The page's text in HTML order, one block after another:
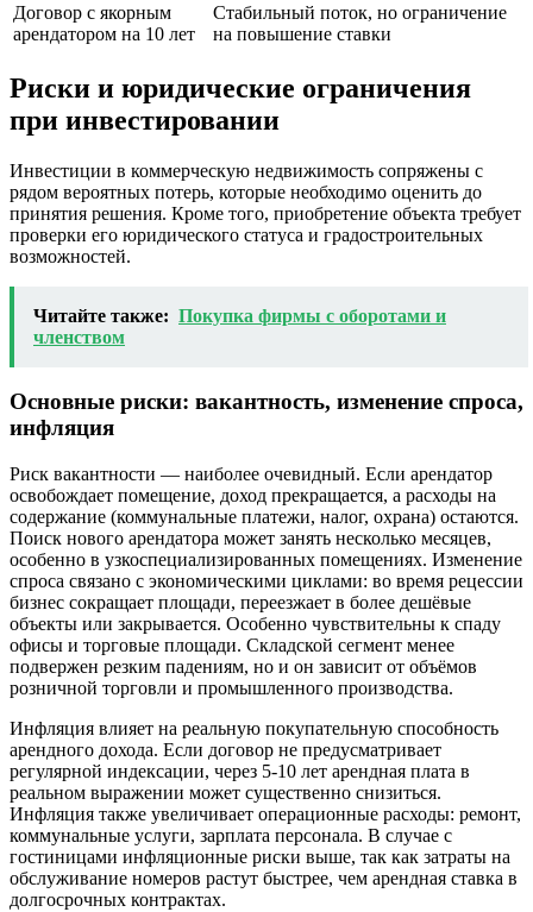
Договор с якорным
арендатором на 10 лет
Стабильный поток, но ограничение
на повышение ставки
Риски и юридические ограничения
при инвестировании
Инвестиции в коммерческую недвижимость сопряжены с
рядом вероятных потерь, которые необходимо оценить до
принятия решения. Кроме того, приобретение объекта требует
проверки его юридического статуса и градостроительных
возможностей.
Читайте также: Покупка фирмы с оборотами и
членством
Основные риски: вакантность, изменение спроса,
инфляция
Риск вакантности — наиболее очевидный. Если арендатор
освобождает помещение, доход прекращается, а расходы на
содержание (коммунальные платежи, налог, охрана) остаются.
Поиск нового арендатора может занять несколько месяцев,
особенно в узкоспециализированных помещениях. Изменение
спроса связано с экономическими циклами: во время рецессии
бизнес сокращает площади, переезжает в более дешёвые
объекты или закрывается. Особенно чувствительны к спаду
офисы и торговые площади. Складской сегмент менее
подвержен резким падениям, но и он зависит от объёмов
розничной торговли и промышленного производства.
Инфляция влияет на реальную покупательную способность
арендного дохода. Если договор не предусматривает
регулярной индексации, через 5-10 лет арендная плата в
реальном выражении может существенно снизиться.
Инфляция также увеличивает операционные расходы: ремонт,
коммунальные услуги, зарплата персонала. В случае с
гостиницами инфляционные риски выше, так как затраты на
обслуживание номеров растут быстрее, чем арендная ставка в
долгосрочных контрактах.